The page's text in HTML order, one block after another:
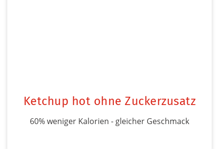
Ketchup hot ohne Zuckerzusatz
60% weniger Kalorien - gleicher Geschmack